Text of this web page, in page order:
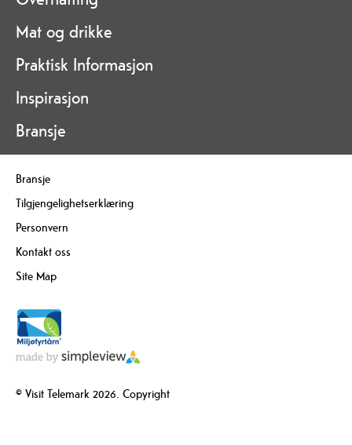
Mat og drikke
Praktisk Informasjon
Inspirasjon
Bransje
Bransje
Tilgjengelighetserklæring
Personvern
Kontakt oss
Site Map
© Visit Telemark 2026. Copyright